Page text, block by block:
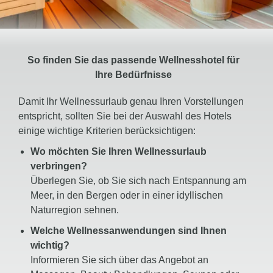
So finden Sie das passende Wellnesshotel für
Ihre Bedürfnisse
Damit Ihr Wellnessurlaub genau Ihren Vorstellungen
entspricht, sollten Sie bei der Auswahl des Hotels
einige wichtige Kriterien berücksichtigen:
Wo möchten Sie Ihren Wellnessurlaub
verbringen?
Überlegen Sie, ob Sie sich nach Entspannung am
Meer, in den Bergen oder in einer idyllischen
Naturregion sehnen.
Welche Wellnessanwendungen sind Ihnen
wichtig?
Informieren Sie sich über das Angebot an